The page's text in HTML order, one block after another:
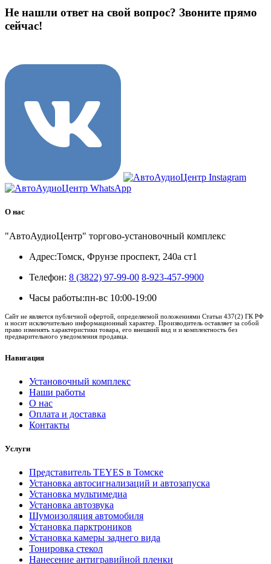
Не нашли ответ на свой вопрос? Звоните прямо
сейчас!
О нас
"АвтоАудиоЦентр" торгово-установочный комплекс
Адрес:Томск, Фрунзе проспект, 240а ст1
Телефон: 8 (3822) 97-99-00 8-923-457-9900
Часы работы:пн-вс 10:00-19:00
Сайт не является публичной офертой, определяемой положениями Статьи 437(2) ГК РФ
и носит исключительно информационный характер. Производитель оставляет за собой
право изменять характеристики товара, его внешний вид и и комплектность без
предварительного уведомления продавца.
Навигация
Установочный комплекс
Наши работы
О нас
Оплата и доставка
Контакты
Услуги
Представитель TEYES в Томске
Установка автосигнализаций и автозапуска
Установка мультимедиа
Установка автозвука
Шумоизоляция автомобиля
Установка парктроников
Установка камеры заднего вида
Тонировка стекол
Нанесение антигравийной пленки